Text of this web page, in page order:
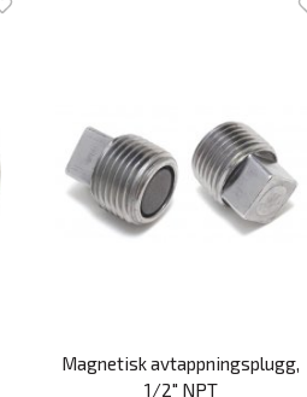
Magnetisk avtappningsplugg,
1/2" NPT